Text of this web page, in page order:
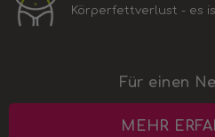
Körperfettverlust - es
Für einen
MEHR